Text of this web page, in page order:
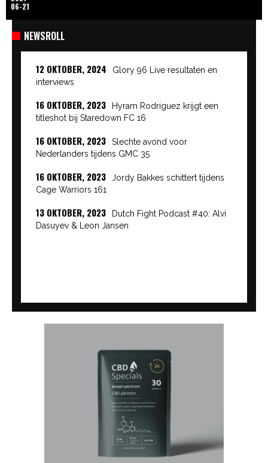
06-21
NEWSROLL
12 OKTOBER, 2024
Glory 96 Live resultaten en
interviews
16 OKTOBER, 2023
Hyram Rodriguez krijgt een
titleshot bij Staredown FC 16
16 OKTOBER, 2023
Slechte avond voor
Nederlanders tijdens GMC 35
16 OKTOBER, 2023
Jordy Bakkes schittert tijdens
Cage Warriors 161
13 OKTOBER, 2023
Dutch Fight Podcast #40: Alvi
Dasuyev & Leon Jansen